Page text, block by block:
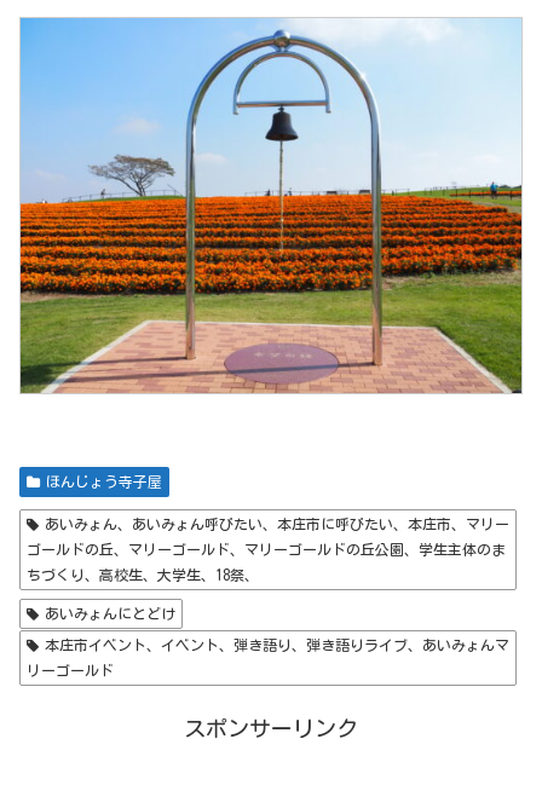
ほんじょう寺子屋
あいみょん、あいみょん呼びたい、本庄市に呼びたい、本庄市、マリー
ゴールドの丘、マリーゴールド、マリーゴールドの丘公園、学生主体のま
ちづくり、高校生、大学生、18祭、
あいみょんにとどけ
本庄市イベント、イベント、弾き語り、弾き語りライブ、あいみょんマ
リーゴールド
スポンサーリンク